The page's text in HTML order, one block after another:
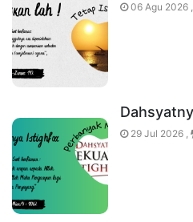
06 Agu 2026 ,
29 Jul 2026 ,